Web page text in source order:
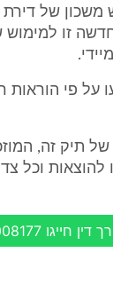
של דירת
זו למימוש
על פי הוראות
של תיק זה,
להוצאות וכל
077-4008177